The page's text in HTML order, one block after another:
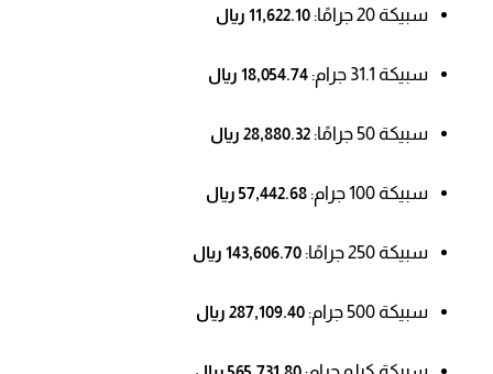
سبيكة 20 جرامًا: 11,622.10 ريال
سبيكة 31.1 جرام: 18,054.74 ريال
سبيكة 50 جرامًا: 28,880.32 ريال
سبيكة 100 جرام: 57,442.68 ريال
سبيكة 250 جرامًا: 143,606.70 ريال
سبيكة 500 جرام: 287,109.40 ريال